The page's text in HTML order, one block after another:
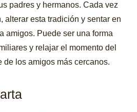
padres y hermanos. Cada vez
alterar esta tradición y sentar en
amigos. Puede ser una forma
y relajar el momento del
de los amigos más cercanos.